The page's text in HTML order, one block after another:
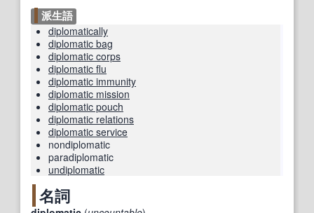
派生語
diplomatically
diplomatic bag
diplomatic corps
diplomatic flu
diplomatic immunity
diplomatic mission
diplomatic pouch
diplomatic relations
diplomatic service
nondiplomatic
paradiplomatic
undiplomatic
名詞